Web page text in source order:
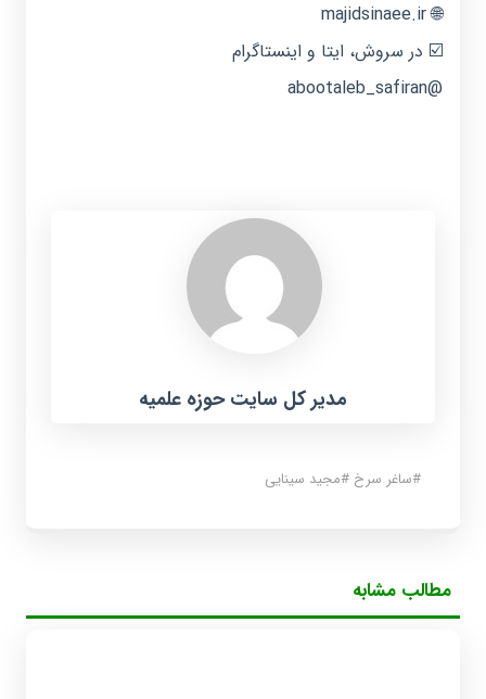
🌐 majidsinaee.ir
☑️ در سروش، ایتا و اینستاگرام
@abootaleb_safiran
مدیر کل سایت حوزه علمیه
#ساغر سرخ #مجید سینایی
مطالب مشابه